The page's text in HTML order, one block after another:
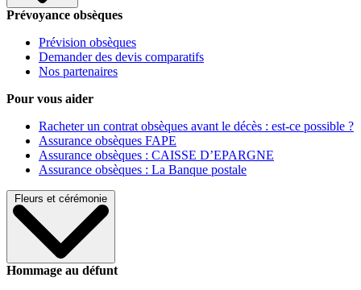
Prévoyance obsèques
Prévision obsèques
Demander des devis comparatifs
Nos partenaires
Pour vous aider
Racheter un contrat obsèques avant le décès : est-ce possible ?
Assurance obsèques FAPE
Assurance obsèques : CAISSE D’EPARGNE
Assurance obsèques : La Banque postale
Fleurs et cérémonie
Hommage au défunt